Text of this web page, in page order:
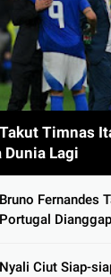
Timnas
Dunia Lagi
Bruno Fernandes
Portugal
Cetak 9 Gol
Nyali Ciut Siap-